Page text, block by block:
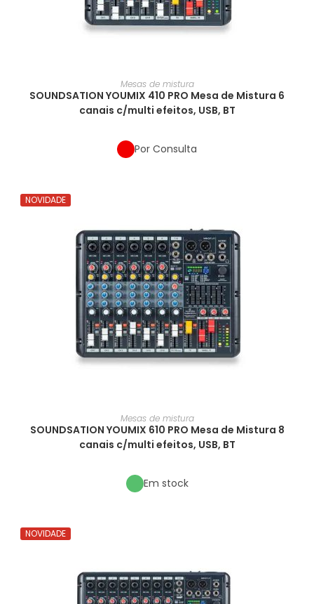
Mesas de mistura
SOUNDSATION YOUMIX 410 PRO Mesa de Mistura 6
canais c/multi efeitos, USB, BT
Por Consulta
NOVIDADE
Mesas de mistura
SOUNDSATION YOUMIX 610 PRO Mesa de Mistura 8
canais c/multi efeitos, USB, BT
Em stock
NOVIDADE